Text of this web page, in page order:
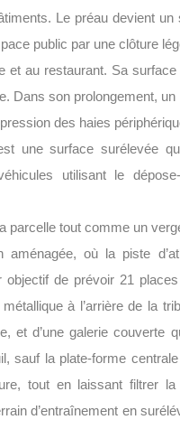
Le préau devient
public par une clôture
et au restaurant. Sa
Dans son prolongement,
des haies
une surface surélevée
utilisant le
parcelle tout comme un
où la piste
objectif de prévoir 21
à l’arrière de la
et d’une galerie couverte
sauf la plate-forme
tout en laissant filtrer
d’entraînement en